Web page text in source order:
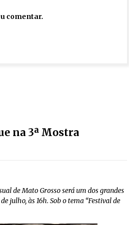
comentar.
na 3ª Mostra
de Mato Grosso será um dos grandes
julho, às 16h. Sob o tema “Festival de